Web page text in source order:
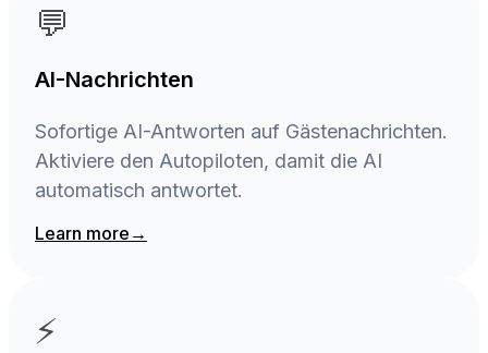
💬
AI-Nachrichten
Sofortige AI-Antworten auf Gästenachrichten.
Aktiviere den Autopiloten, damit die AI
automatisch antwortet.
Learn more →
⚡